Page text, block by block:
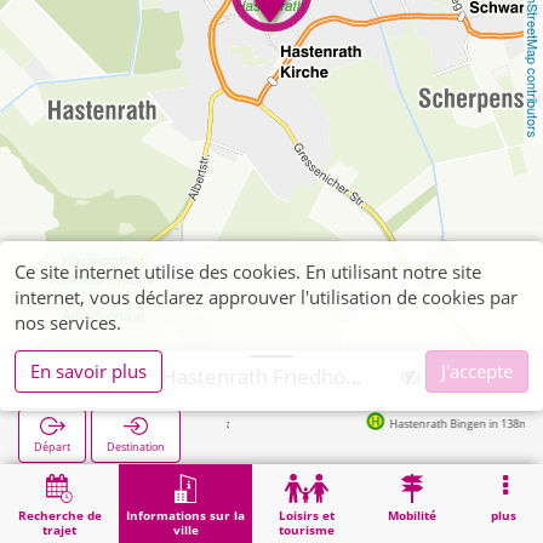
OpenStreetMap contributors
Recherche de
trajet
Informations sur la
ville
Loisirs et
tourisme
Mobilité plus
Départ Destination
Hastenrath Bingen in 138m
Démarrage Informations sur la ville Eschweiler, Hastenrath Friedhof Hastenrath
Ce site internet utilise des cookies. En utilisant notre site
internet, vous déclarez approuver l'utilisation de cookies par
nos services.
En savoir plus
J'accepte